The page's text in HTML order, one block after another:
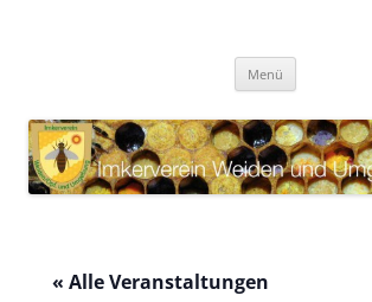
Umgebung e. V.
Menü
« Alle Veranstaltungen